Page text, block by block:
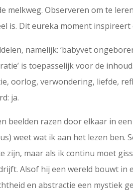
melkweg. Observeren om te
is. Dit eureka moment
namelijk: ‘babyvet
is toepasselijk voor de
oorlog, verwondering, liefde,
ja.
beelden razen door elkaar in
weet wat ik aan het lezen
zijn, maar als ik continu moet
Alsof hij een wereld bouwt
en abstractie een mystiek